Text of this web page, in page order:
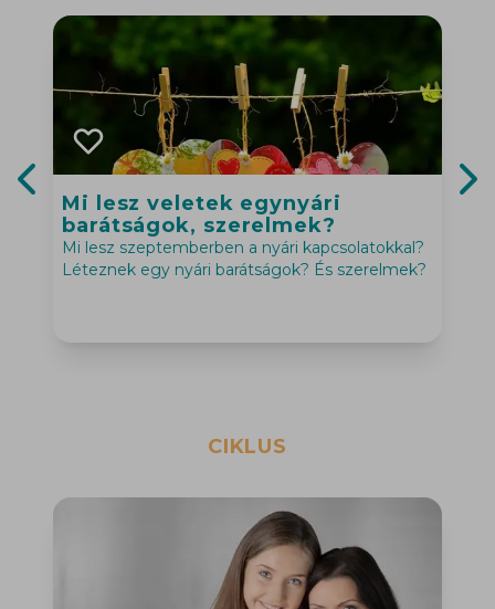
Mi lesz veletek egynyári
barátságok, szerelmek?
Mi lesz szeptemberben a nyári kapcsolatokkal?
Léteznek egy nyári barátságok? És szerelmek?
Previous slide
CIKLUS